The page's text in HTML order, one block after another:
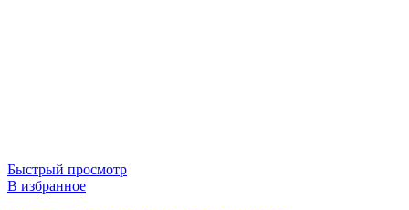
Быстрый просмотр
В избранное